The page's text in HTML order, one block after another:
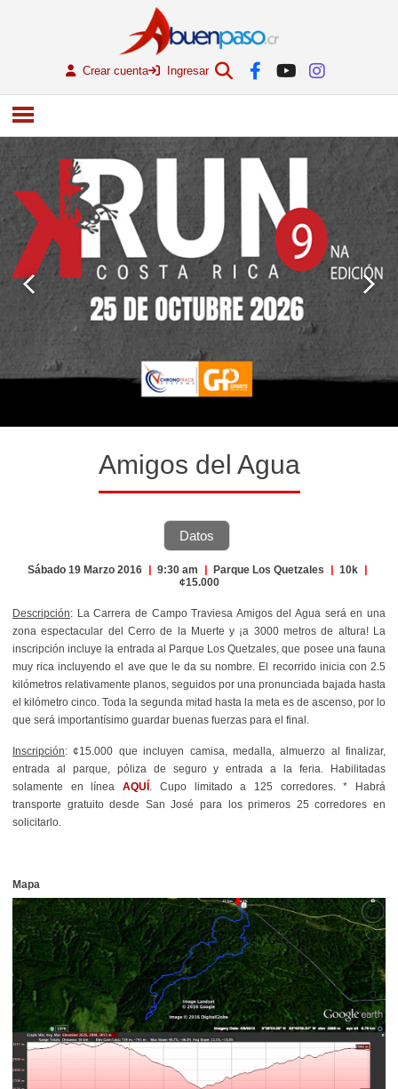
Crear cuenta Ingresar
Amigos del Agua
Datos
Sábado 19 Marzo 2016 | 9:30 am | Parque Los Quetzales | 10k |
¢15.000
Descripción: La Carrera de Campo Traviesa Amigos del Agua será en una
zona espectacular del Cerro de la Muerte y ¡a 3000 metros de altura! La
inscripción incluye la entrada al Parque Los Quetzales, que posee una fauna
muy rica incluyendo el ave que le da su nombre. El recorrido inicia con 2.5
kilómetros relativamente planos, seguidos por una pronunciada bajada hasta
el kilómetro cinco. Toda la segunda mitad hasta la meta es de ascenso, por lo
que será importantísimo guardar buenas fuerzas para el final.
Inscripción: ¢15.000 que incluyen camisa, medalla, almuerzo al finalizar,
entrada al parque, póliza de seguro y entrada a la feria. Habilitadas
solamente en líneaAQUÍ . Cupo limitado a 125 corredores. * Habrá
transporte gratuito desde San José para los primeros 25 corredores en
solicitarlo.
Mapa